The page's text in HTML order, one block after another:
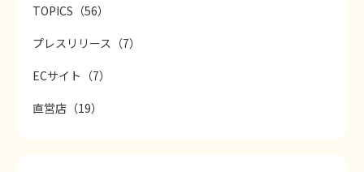
TOPICS（56）
プレスリリース（7）
ECサイト（7）
直営店（19）